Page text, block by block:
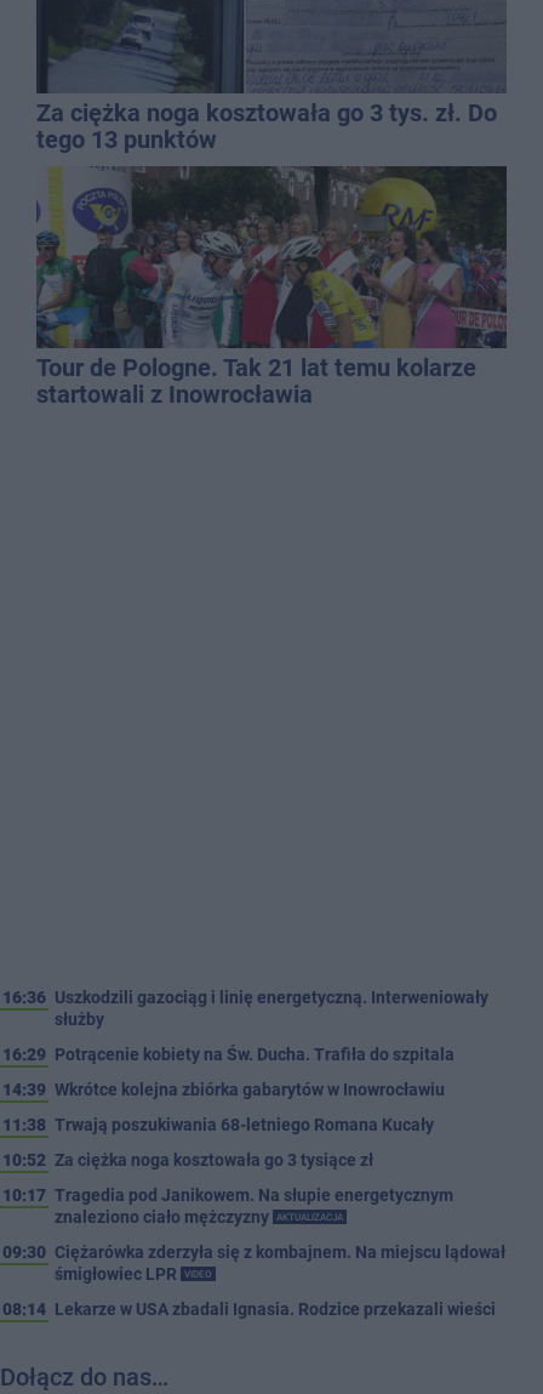
Za ciężka noga kosztowała go 3 tys. zł. Do
tego 13 punktów
Tour de Pologne. Tak 21 lat temu kolarze
startowali z Inowrocławia
16:36 Uszkodzili gazociąg i linię energetyczną. Interweniowały
służby
16:29 Potrącenie kobiety na Św. Ducha. Trafiła do szpitala
14:39 Wkrótce kolejna zbiórka gabarytów w Inowrocławiu
11:38 Trwają poszukiwania 68-letniego Romana Kucały
10:52 Za ciężka noga kosztowała go 3 tysiące zł
10:17 Tragedia pod Janikowem. Na słupie energetycznym
znaleziono ciało mężczyzny
AKTUALIZACJA
09:30 Ciężarówka zderzyła się z kombajnem. Na miejscu lądował
śmigłowiec LPR
VIDEO
08:14 Lekarze w USA zbadali Ignasia. Rodzice przekazali wieści
Dołącz do nas…